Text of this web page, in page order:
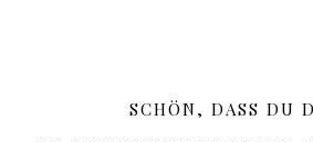
SCHÖN, DASS DU